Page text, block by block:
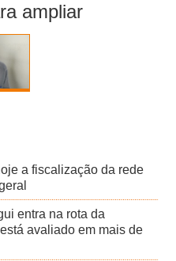
ampliar
a fiscalização da rede
entra na rota da
avaliado em mais de